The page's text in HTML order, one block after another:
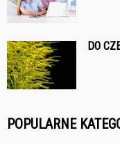
DO
POPULARNE